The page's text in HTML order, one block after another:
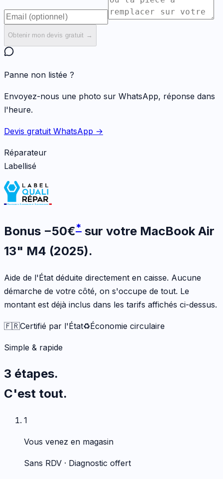
Obtenir mon devis gratuit →
Panne non listée ?
Envoyez-nous une photo sur WhatsApp, réponse dans
l'heure.
Devis gratuit WhatsApp →
Réparateur
Labellisé
Bonus −50€* sur votre MacBook Air
13" M4 (2025).
Aide de l'État déduite directement en caisse. Aucune
démarche de votre côté, on s'occupe de tout. Le
montant est déjà inclus dans les tarifs affichés ci-dessus.
🇫🇷Certifié par l'État♻️Économie circulaire
Simple & rapide
3 étapes.
C'est tout.
1
Vous venez en magasin
Sans RDV · Diagnostic offert